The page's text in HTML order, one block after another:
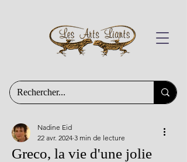
Greco, la vie d'une jolie
Nadine Eid
22 avr. 2024 3 min de lecture